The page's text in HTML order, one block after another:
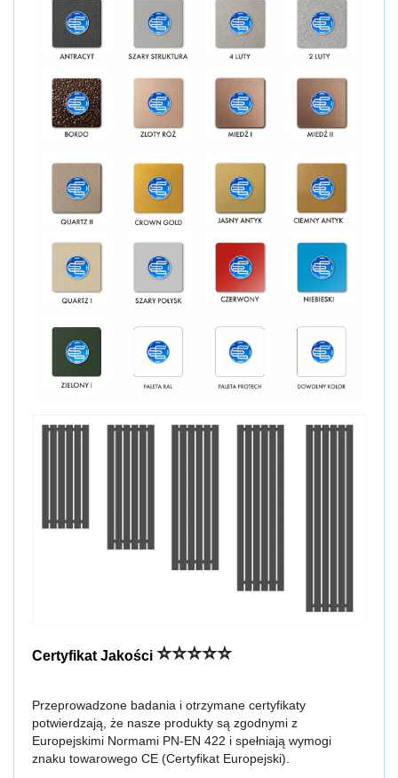
Certyfikat Jakości ⭐⭐⭐⭐⭐
Przeprowadzone badania i otrzymane certyfikaty
potwierdzają, że nasze produkty są zgodnymi z
Europejskimi Normami PN-EN 422 i spełniają wymogi
znaku towarowego CE (Certyfikat Europejski).